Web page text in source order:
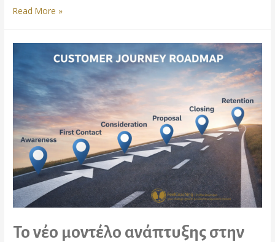
Read More »
Το νέο μοντέλο ανάπτυξης στην